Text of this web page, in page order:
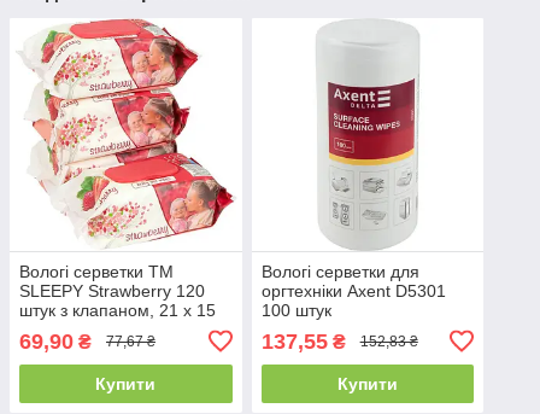
Вологі серветки ТМ
SLEEPY Strawberry 120
штук з клапаном, 21 х 15
69,90 ₴ 77,67 ₴
Купити
Вологі серветки для
оргтехніки Axent D5301
100 штук
137,55₴ 152,83 ₴
Купити